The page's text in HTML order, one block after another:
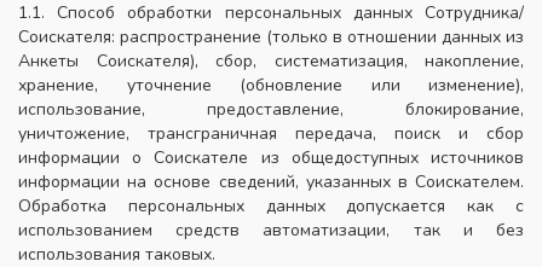
1.1. Способ обработки персональных данных Сотрудника/
Соискателя: распространение (только в отношении данных из
Анкеты Соискателя), сбор, систематизация, накопление,
хранение, уточнение (обновление или изменение),
использование, предоставление, блокирование,
уничтожение, трансграничная передача, поиск и сбор
информации о Соискателе из общедоступных источников
информации на основе сведений, указанных в Соискателем.
Обработка персональных данных допускается как с
использованием средств автоматизации, так и без
использования таковых.